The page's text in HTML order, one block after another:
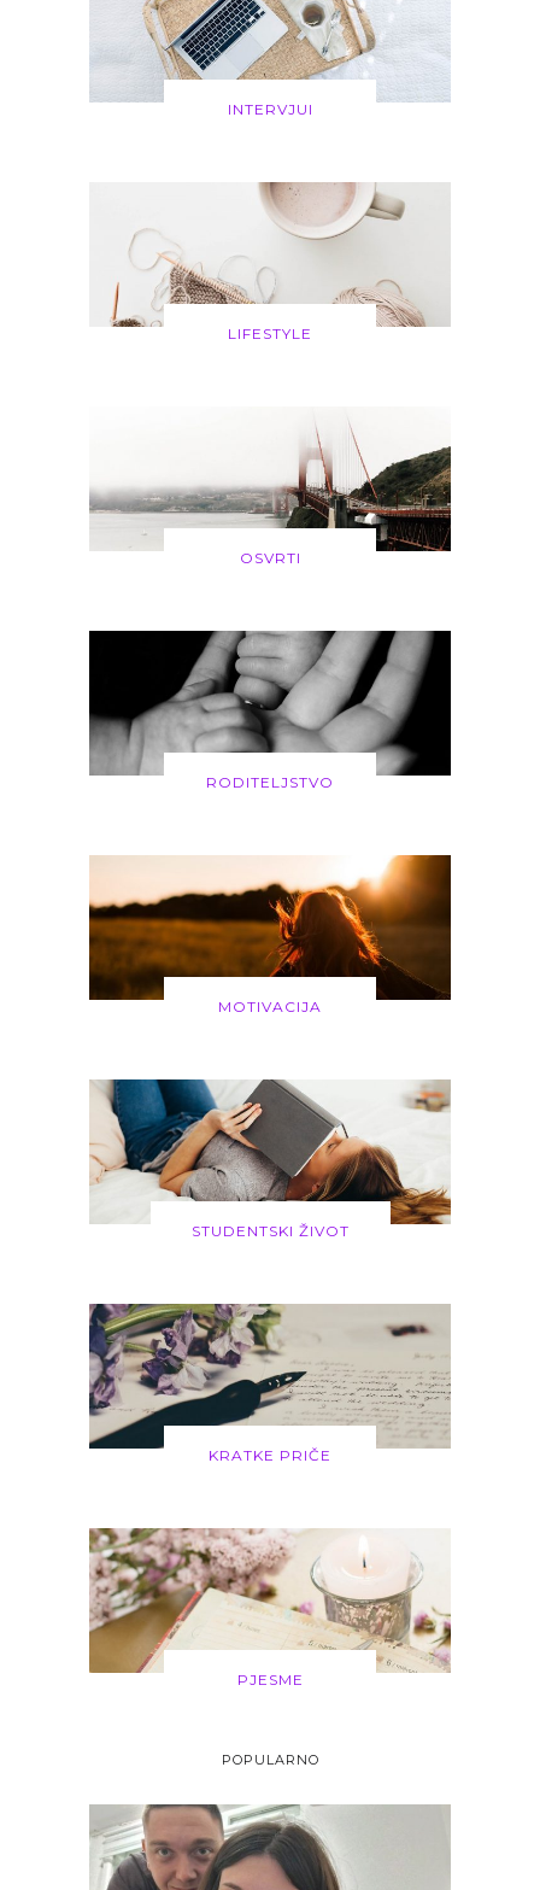
INTERVJUI
LIFESTYLE
OSVRTI
RODITELJSTVO
MOTIVACIJA
STUDENTSKI ŽIVOT
KRATKE PRIČE
PJESME
POPULARNO